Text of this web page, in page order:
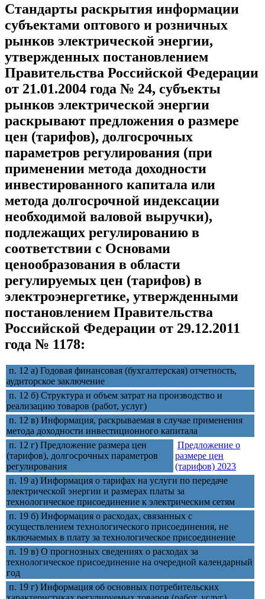
Стандарты раскрытия информации
субъектами оптового и розничных
рынков электрической энергии,
утвержденных постановлением
Правительства Российской Федерации
от 21.01.2004 года № 24, субъекты
рынков электрической энергии
раскрывают предложения о размере
цен (тарифов), долгосрочных
параметров регулирования (при
применении метода доходности
инвестированного капитала или
метода долгосрочной индексации
необходимой валовой выручки),
подлежащих регулированию в
соответствии с Основами
ценообразования в области
регулируемых цен (тарифов) в
электроэнергетике, утвержденными
постановлением Правительства
Российской Федерации от 29.12.2011
года № 1178:
п. 12 а) Годовая финансовая (бухгалтерская) отчетность,
аудиторское заключение
п. 12 б) Структура и объем затрат на производство и
реализацию товаров (работ, услуг)
п. 12 в) Информация, раскрываемая в случае применения
метода доходности инвестиционного капитала
п. 12 г) Предложение размера цен
(тарифов), долгосрочных параметров
регулирования
Предложение о
размере цен
(тарифов) 2023
п. 19 а) Информация о тарифах на услуги по передаче
электрической энергии и размерах платы за
технологическое присоединение к электрическим сетям
п. 19 б) Информация о расходах, связанных с
осуществлением технологического присоединения, не
включаемых в плату за технологическое присоединение
п. 19 в) О прогнозных сведениях о расходах за
технологическое присоединение на очередной календарный
год
п. 19 г) Информация об основных потребительских